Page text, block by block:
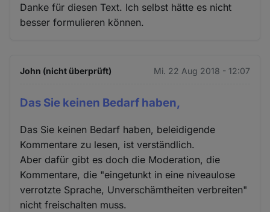
Danke für diesen Text. Ich selbst hätte es nicht
besser formulieren können.
John (nicht überprüft) Mi. 22 Aug 2018 - 12:07
Das Sie keinen Bedarf haben,
Das Sie keinen Bedarf haben, beleidigende
Kommentare zu lesen, ist verständlich.
Aber dafür gibt es doch die Moderation, die
Kommentare, die "eingetunkt in eine niveaulose
verrotzte Sprache, Unverschämtheiten verbreiten"
nicht freischalten muss.